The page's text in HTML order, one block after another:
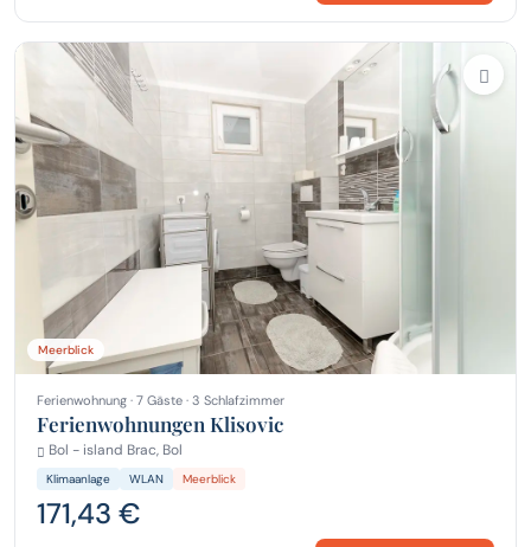
Meerblick
Ferienwohnung · 7 Gäste · 3 Schlafzimmer
Ferienwohnungen Klisovic
Bol - island Brac, Bol
Klimaanlage WLAN Meerblick
171,43 €